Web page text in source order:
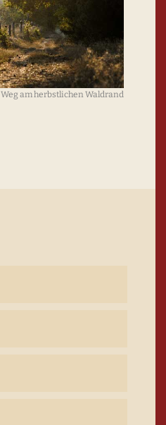
Weg am herbstlichen Waldrand